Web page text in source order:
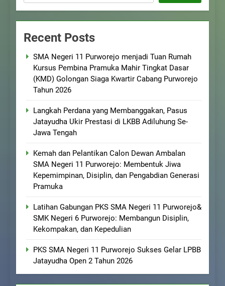
Recent Posts
SMA Negeri 11 Purworejo menjadi Tuan Rumah
Kursus Pembina Pramuka Mahir Tingkat Dasar
(KMD) Golongan Siaga Kwartir Cabang Purworejo
Tahun 2026
Langkah Perdana yang Membanggakan, Pasus
Jatayudha Ukir Prestasi di LKBB Adiluhung Se-
Jawa Tengah
Kemah dan Pelantikan Calon Dewan Ambalan
SMA Negeri 11 Purworejo: Membentuk Jiwa
Kepemimpinan, Disiplin, dan Pengabdian Generasi
Pramuka
Latihan Gabungan PKS SMA Negeri 11 Purworejo&
SMK Negeri 6 Purworejo: Membangun Disiplin,
Kekompakan, dan Kepedulian
PKS SMA Negeri 11 Purworejo Sukses Gelar LPBB
Jatayudha Open 2 Tahun 2026